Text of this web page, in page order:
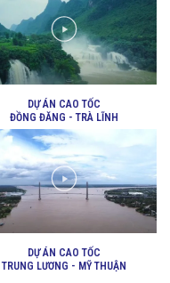
DỰ ÁN CAO TỐC
ĐỒNG ĐĂNG - TRÀ LĨNH
DỰ ÁN CAO TỐC
TRUNG LƯƠNG - MỸ THUẬN